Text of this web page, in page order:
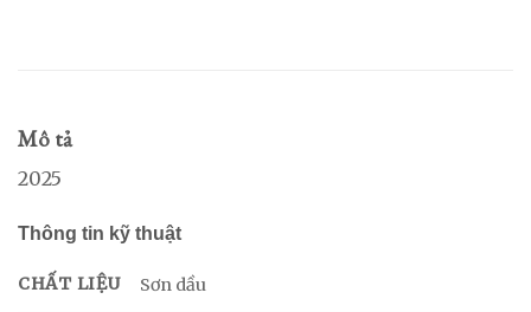
Mô tả
2025
Thông tin kỹ thuật
CHẤT LIỆU Sơn dầu